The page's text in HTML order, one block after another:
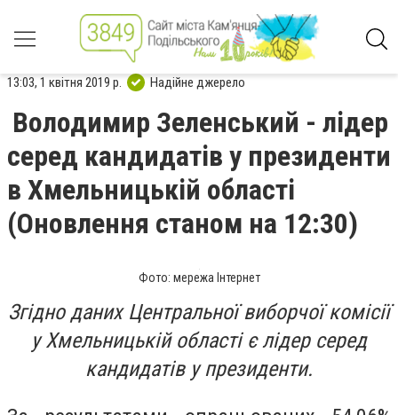
13:03, 1 квітня 2019 р. Надійне джерело
Володимир Зеленський - лідер
серед кандидатів у президенти
в Хмельницькій області
(Оновлення станом на 12:30)
Фото: мережа Інтернет
Згідно даних Центральної виборчої комісії
у Хмельницькій області є лідер серед
кандидатів у президенти.